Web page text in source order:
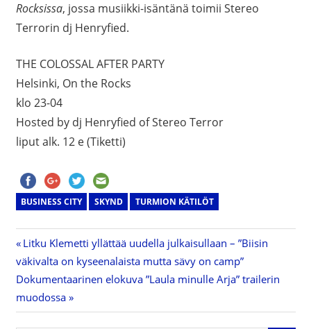
Rocksissa, jossa musiikki-isäntänä toimii Stereo
Terrorin dj Henryfied.
THE COLOSSAL AFTER PARTY
Helsinki, On the Rocks
klo 23-04
Hosted by dj Henryfied of Stereo Terror
liput alk. 12 e (Tiketti)
BUSINESS CITY SKYND TURMION KÄTILÖT
Artikkelien
selaus
Previous
Post:
Litku Klemetti yllättää uudella julkaisullaan – ”Biisin
väkivalta on kyseenalaista mutta sävy on camp”
Next
Post:
Dokumentaarinen elokuva ”Laula minulle Arja” trailerin
muodossa